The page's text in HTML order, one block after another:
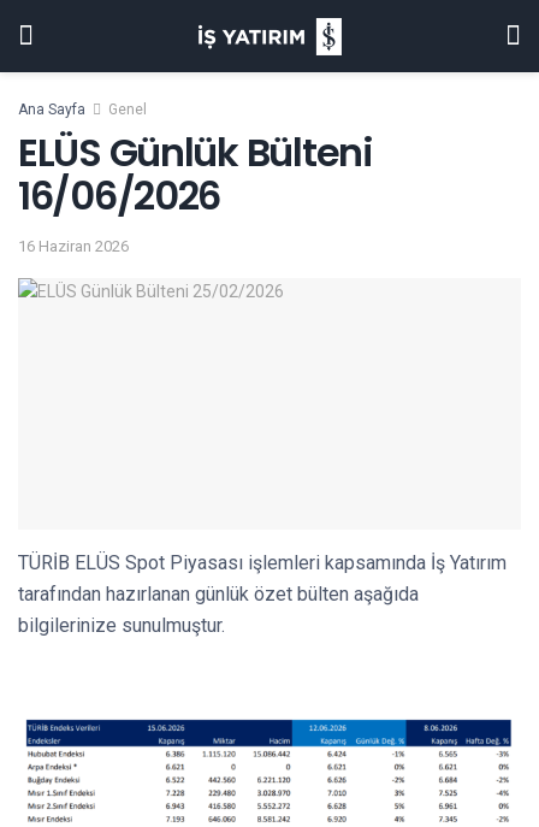
Ana Sayfa Genel
ELÜS Günlük Bülteni
16/06/2026
16 Haziran 2026
TÜRİB ELÜS Spot Piyasası işlemleri kapsamında İş Yatırım
tarafından hazırlanan günlük özet bülten aşağıda
bilgilerinize sunulmuştur.